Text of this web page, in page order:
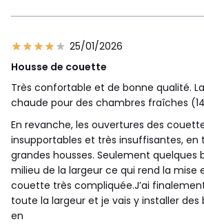
25/01/2026
Housse de couette
Très confortable et de bonne qualité.
chaude pour des chambres fraîches
En revanche, les ouvertures des
insupportables et très insuffisantes, en
grandes housses. Seulement quelques
milieu de la largeur ce qui rend la mise
couette très compliquée.J’ai
toute la largeur et je vais y installer des
en